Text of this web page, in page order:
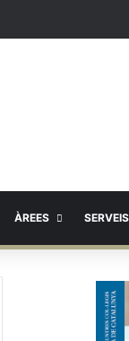
ÀREES SERVEIS